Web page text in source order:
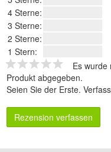
4 Sterne:
3 Sterne:
2 Sterne:
1 Stern:
Es wurde
Produkt abgegeben.
Seien Sie der Erste.
Rezension verfassen